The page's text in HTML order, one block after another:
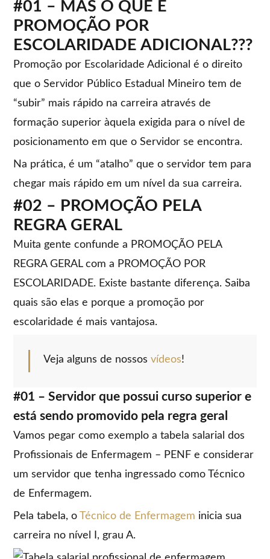
#01 – MAS O QUE É
PROMOÇÃO POR
ESCOLARIDADE ADICIONAL???
Promoção por Escolaridade Adicional é o direito
que o Servidor Público Estadual Mineiro tem de
“subir” mais rápido na carreira através de
formação superior àquela exigida para o nível de
posicionamento em que o Servidor se encontra.
Na prática, é um “atalho” que o servidor tem para
chegar mais rápido em um nível da sua carreira.
#02 – PROMOÇÃO PELA
REGRA GERAL
Muita gente confunde a PROMOÇÃO PELA
REGRA GERAL com a PROMOÇÃO POR
ESCOLARIDADE. Existe bastante diferença. Saiba
quais são elas e porque a promoção por
escolaridade é mais vantajosa.
Veja alguns de nossosvídeos!
#01 – Servidor que possui curso superior e
está sendo promovido pela regra geral
Vamos pegar como exemplo a tabela salarial dos
Profissionais de Enfermagem – PENF e considerar
um servidor que tenha ingressado como Técnico
de Enfermagem.
Pela tabela, o Técnico de Enfermagem inicia sua
carreira no nível I, grau A.